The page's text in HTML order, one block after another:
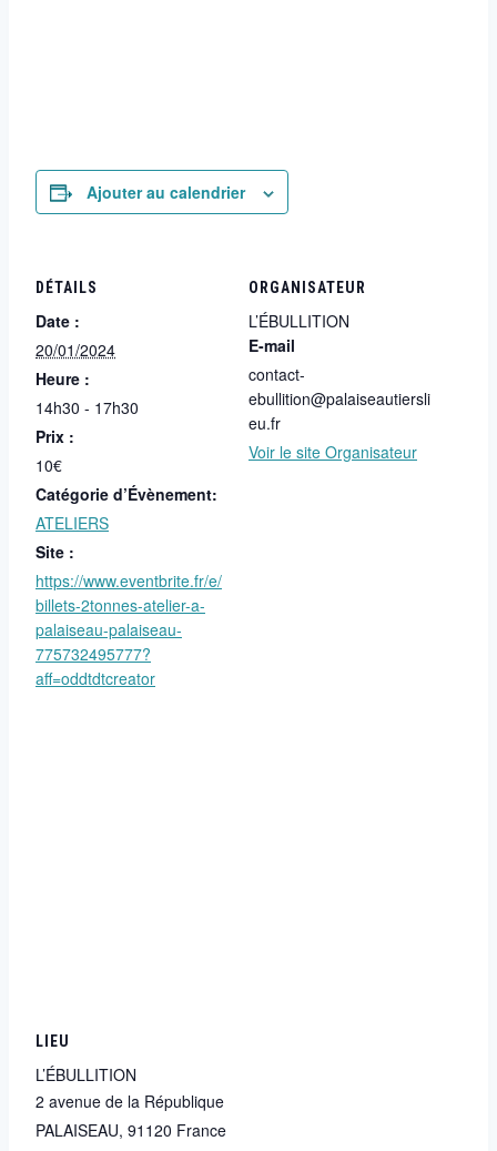
Ajouter au calendrier
DÉTAILS
Date :
20/01/2024
Heure :
14h30 - 17h30
Prix :
10€
Catégorie d’Évènement:
ATELIERS
Site :
https://www.eventbrite.fr/e/
billets-2tonnes-atelier-a-
palaiseau-palaiseau-
775732495777?
aff=oddtdtcreator
ORGANISATEUR
L’ÉBULLITION
E-mail
contact-
ebullition@palaiseautiersli
eu.fr
Voir le site Organisateur
LIEU
L’ÉBULLITION
2 avenue de la République
PALAISEAU, 91120 France